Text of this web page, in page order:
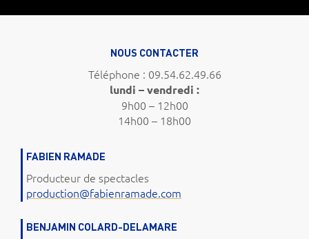
NOUS CONTACTER
Téléphone : 09.54.62.49.66
lundi – vendredi :
9h00 – 12h00
14h00 – 18h00
FABIEN RAMADE
Producteur de spectacles
production@fabienramade.com
BENJAMIN COLARD-DELAMARE